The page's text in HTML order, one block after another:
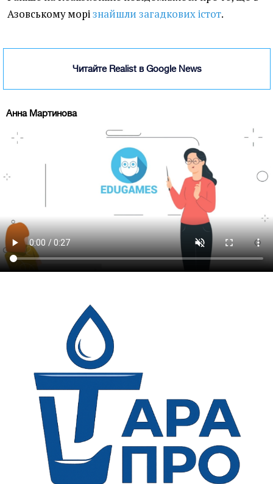
Азовському морізнайшли загадкових істот.
Читайте Realist в Google News
Анна Мартинова